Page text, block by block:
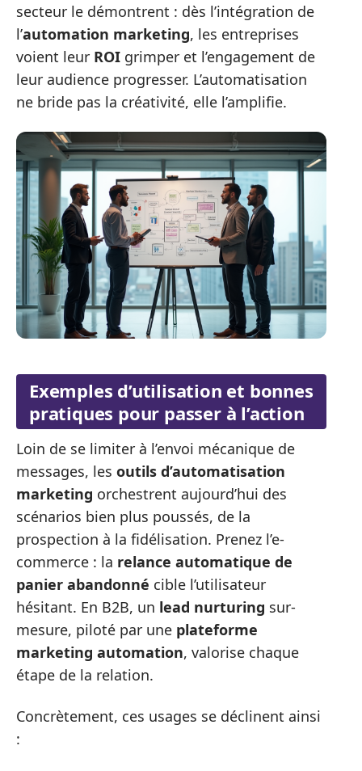
secteur le démontrent : dès l’intégration de
l’automation marketing, les entreprises
voient leur ROI grimper et l’engagement de
leur audience progresser. L’automatisation
ne bride pas la créativité, elle l’amplifie.
Exemples d’utilisation et bonnes
pratiques pour passer à l’action
Loin de se limiter à l’envoi mécanique de
messages, les outils d’automatisation
marketing orchestrent aujourd’hui des
scénarios bien plus poussés, de la
prospection à la fidélisation. Prenez l’e-
commerce : la relance automatique de
panier abandonné cible l’utilisateur
hésitant. En B2B, un lead nurturing sur-
mesure, piloté par une plateforme
marketing automation, valorise chaque
étape de la relation.
Concrètement, ces usages se déclinent ainsi
: